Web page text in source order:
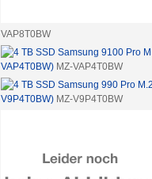
VAP8T0BW
VAP4T0BW) MZ-VAP4T0BW
V9P4T0BW) MZ-V9P4T0BW